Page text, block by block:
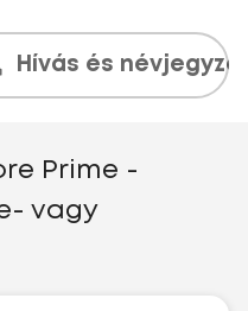
Hívás és
Prime -
vagy